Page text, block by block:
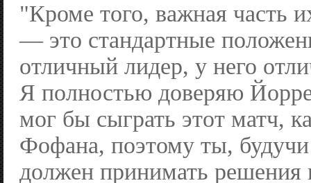
"Кроме того, важная часть
— это стандартные
отличный лидер, у него
Я полностью доверяю
мог бы сыграть этот матч,
Фофана, поэтому ты,
должен принимать решения